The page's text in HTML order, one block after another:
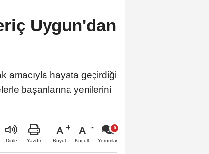
Uygun'dan
amacıyla hayata geçirdiği
başarılarına yenilerini
Dinle Yazdır
A
Büyüt
A
Küçült Yorumlar